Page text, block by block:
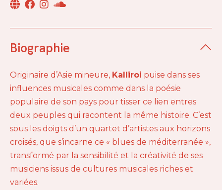
Biographie
Originaire d’Asie mineure, Kalliroi puise dans ses
influences musicales comme dans la poésie
populaire de son pays pour tisser ce lien entres
deux peuples qui racontent la même histoire. C’est
sous les doigts d’un quartet d’artistes aux horizons
croisés, que s’incarne ce « blues de méditerranée »,
transformé par la sensibilité et la créativité de ses
musiciens issus de cultures musicales riches et
variées.